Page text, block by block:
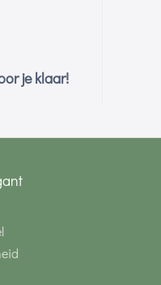
je klaar!